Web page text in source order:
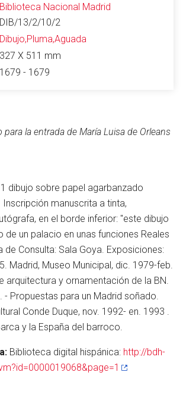
Biblioteca Nacional Madrid
DIB/13/2/10/2
Dibujo,Pluma,Aguada
327 X 511 mm
1679 - 1679
la entrada de María Luisa de Orleans
1 dibujo sobre papel agarbanzado
Inscripción manuscrita a tinta,
en el borde inferior: "este dibujo
de un palacio en unas funciones Reales
de Consulta: Sala Goya. Exposiciones:
Madrid, Museo Municipal, dic. 1979-feb.
arquitectura y ornamentación de la BN.
- Propuestas para un Madrid soñado.
Conde Duque, nov. 1992- en. 1993 .
y la España del barroco.
Biblioteca digital hispánica: http://bdh-